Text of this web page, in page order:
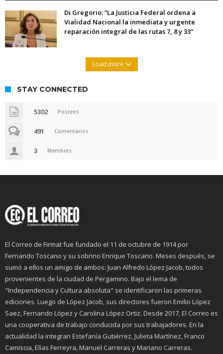
Di Gregorio: “La Justicia Federal ordena a
Vialidad Nacional la inmediata y urgente
reparación integral de las rutas 7, 8 y 33”
Load more
STAY CONNECTED
5302 Posteos
491 Comentarios
3 Members
El Correo de Firmat fue fundado el 11 de octubre de 1914 por
Fernando Toscano y su sobrino Enrique Toscano. Meses después, se
sumó a ellos un amigo de ambos: Juan Alfredo López Jacob, todos
provenientes de la ciudad de Pergamino. Bajo el lema de
"Independencia y Cultura absoluta" se identificaron las primeras
ediciones. Luego de López Jacob, sus directores fueron Emilio López
Saez, Fernando López y Carolina López Ortiz. Desde 2017, El Correo es
una cooperativa de trabajo conducida por sus trabajadores. En la
actualidad la integran Estefanía Gutiérrez, Julieta Martínez, Franco
Camiscia, Elías Ferreyra, Manuel Carreras y Mariano Carreras.